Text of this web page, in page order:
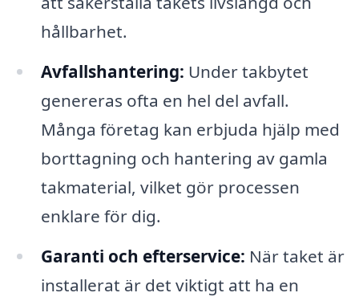
hållbarhet.
Avfallshantering: Under takbytet
genereras ofta en hel del avfall.
Många företag kan erbjuda hjälp med
borttagning och hantering av gamla
takmaterial, vilket gör processen
enklare för dig.
Garanti och efterservice: När taket är
installerat är det viktigt att ha en